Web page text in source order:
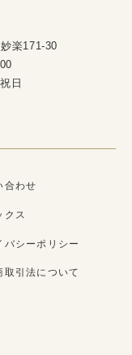
楽171-30
日
合わせ
クス
バシーポリシー
取引法について